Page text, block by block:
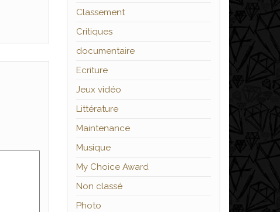
Classement
Critiques
documentaire
Ecriture
Jeux vidéo
Littérature
Maintenance
Musique
My Choice Award
Non classé
Photo